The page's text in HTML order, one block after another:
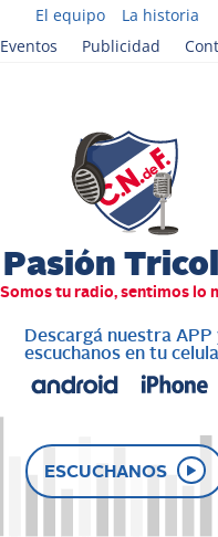
El equipo
La historia
Eventos
Publicidad
Descargá nuestra APP
escuchanos en tu
ESCUCHANOS